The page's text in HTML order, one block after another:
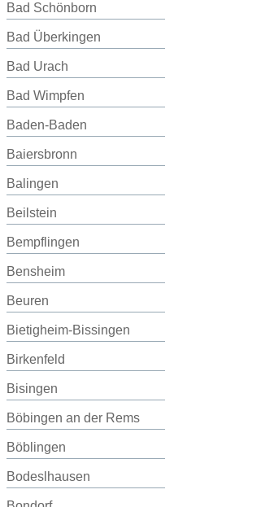
Bad Schönborn
Bad Überkingen
Bad Urach
Bad Wimpfen
Baden-Baden
Baiersbronn
Balingen
Beilstein
Bempflingen
Bensheim
Beuren
Bietigheim-Bissingen
Birkenfeld
Bisingen
Böbingen an der Rems
Böblingen
Bodeslhausen